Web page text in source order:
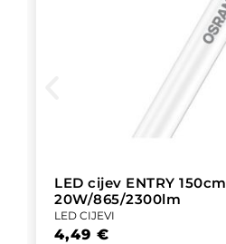
LED cijev ENTRY 150cm
20W/865/2300lm
LED CIJEVI
4,49 €